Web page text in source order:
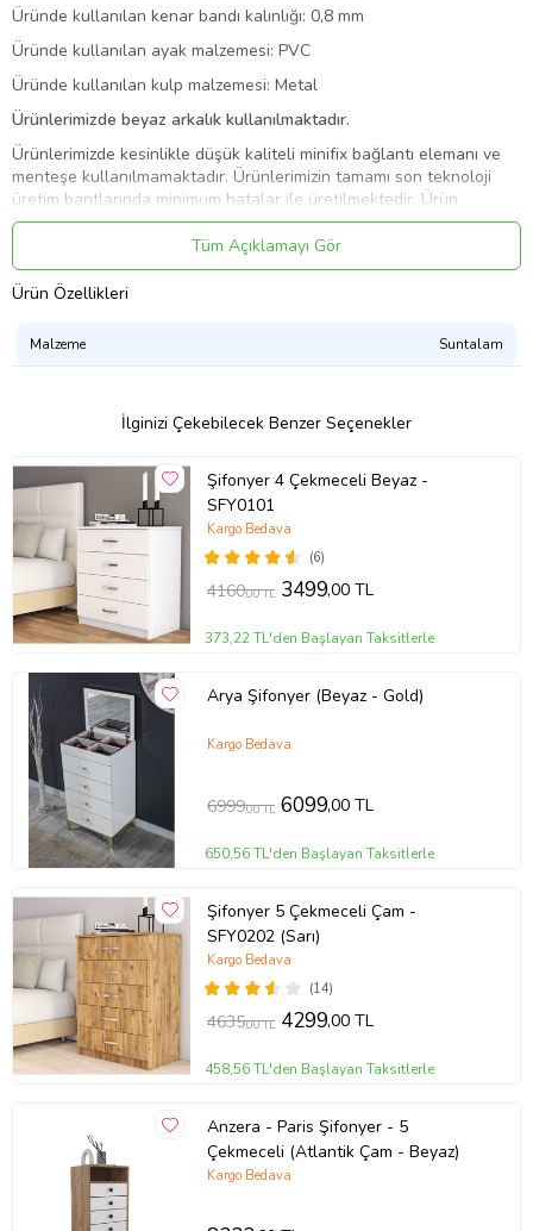
Üründe kullanılan kenar bandı kalınlığı: 0,8 mm
Üründe kullanılan ayak malzemesi: PVC
Üründe kullanılan kulp malzemesi: Metal
Ürünlerimizde beyaz arkalık kullanılmaktadır.
Ürünlerimizde kesinlikle düşük kaliteli minifix bağlantı elemanı ve
menteşe kullanılmamaktadır. Ürünlerimizin tamamı son teknoloji
üretim bantlarında minimum hatalar ile üretilmektedir. Ürün
renklerinde, görsellerde kullanılan ışık yoğunluğundan dolayı ton
farkı olabileceğinden, renk/desen isimlerini arama motorlarına
yazarak kontrol edebilirsiniz. Ürünlerimiz demonte olarak
gönderilmektedir ve kurulum müşteriye aittir. Kurulum için tornavida
edilmektedir. Kurulum şeması ürün paketinin üzerinde
ürünlerde Anzera Mobilya ile telefonla iletişime geçilerek Ankara ili
Ürün Kodu:
kcs768620722
Tüm Açıklamayı Gör
Ürün Özellikleri
Malzeme Suntalam
İlginizi Çekebilecek Benzer Seçenekler
Şifonyer 4 Çekmeceli Beyaz -
SFY0101
(6)
Kargo Bedava
4160,00 TL 3499,00 TL
373,22 TL'den Başlayan Taksitlerle
Arya Şifonyer (Beyaz - Gold)
Kargo Bedava
6999,00 TL 6099,00 TL
650,56 TL'den Başlayan Taksitlerle
Şifonyer 5 Çekmeceli Çam -
SFY0202 (Sarı)
(14)
Kargo Bedava
4635,00 TL 4299,00 TL
458,56 TL'den Başlayan Taksitlerle
Anzera - Paris Şifonyer - 5
Çekmeceli (Atlantik Çam - Beyaz)
Kargo Bedava